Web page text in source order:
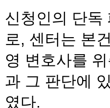
신청인의 단독
로, 센터는 본
영 변호사를
과 그 판단에
였다.